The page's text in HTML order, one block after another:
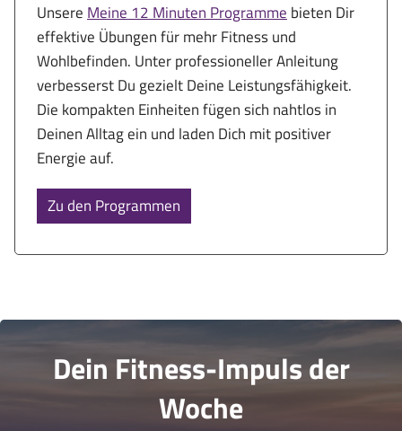
UnsereMeine 12 Minuten Programmebieten Dir
effektive Übungen für mehr Fitness und
Wohlbefinden. Unter professioneller Anleitung
verbesserst Du gezielt Deine Leistungsfähigkeit.
Die kompakten Einheiten fügen sich nahtlos in
Deinen Alltag ein und laden Dich mit positiver
Energie auf.
Zu den Programmen
Dein Fitness-Impuls der
Woche